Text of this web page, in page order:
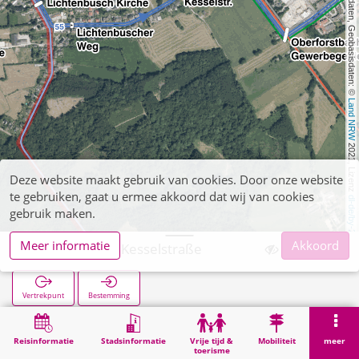
, Kartendaten, Geobasisdaten: ©
Land NRW
2021, Lizenz
dl-de/by-2-0
Reisinformatie Stadsinformatie
Vrije tijd &
toerisme
Mobiliteit meer
Lichtenbusch Kesselstraße
Vertrekpunt Bestemming
Zoekopracht Lichtenbusch Kesselstraße
Deze website maakt gebruik van cookies. Door onze website
te gebruiken, gaat u ermee akkoord dat wij van cookies
gebruik maken.
Meer informatie
Akkoord